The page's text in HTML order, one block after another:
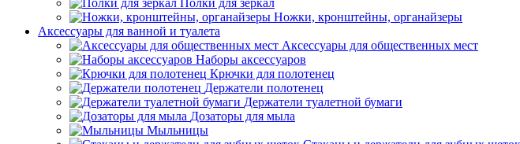
Полки для зеркал
Ножки, кронштейны, органайзеры
Аксессуары для ванной и туалета
Аксессуары для общественных мест
Наборы аксессуаров
Крючки для полотенец
Держатели полотенец
Держатели туалетной бумаги
Дозаторы для мыла
Мыльницы